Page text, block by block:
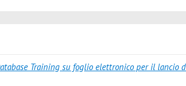
Training su foglio elettronico per il lancio